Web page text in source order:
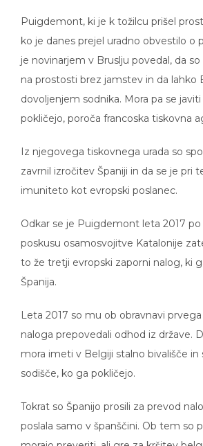
Puigdemont, ki je k tožilcu prišel
ko je danes prejel uradno obvestilo o
je novinarjem v Bruslju povedal, da
na prostosti brez jamstev in da lahko
dovoljenjem sodnika. Mora pa se
pokličejo, poroča francoska tiskovna
Iz njegovega tiskovnega urada so
zavrnil izročitev Španiji in da se je pri
imuniteto kot evropski poslanec.
Odkar se je Puigdemont leta 2017
poskusu osamosvojitve Katalonije
to že tretji evropski zaporni nalog, ki
Španija.
Leta 2017 so mu ob obravnavi
naloga prepovedali odhod iz države.
mora imeti v Belgiji stalno bivališče in
sodišče, ko ga pokličejo.
Tokrat so Španijo prosili za prevod
poslala samo v španščini. Ob tem so